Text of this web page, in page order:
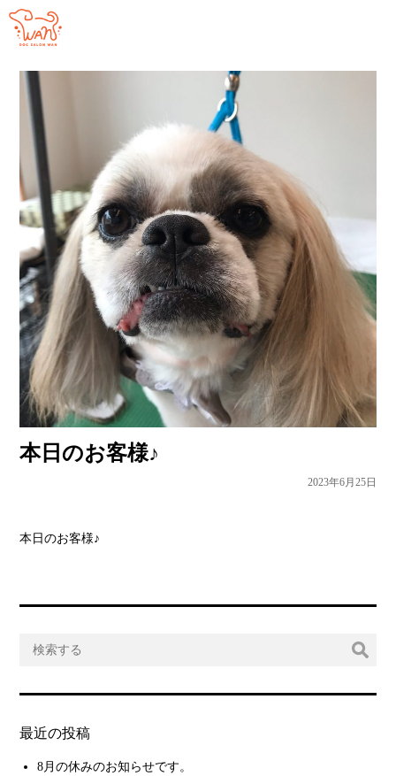
本日のお客様♪
2023年6月25日
本日のお客様♪
最近の投稿
8月の休みのお知らせです。